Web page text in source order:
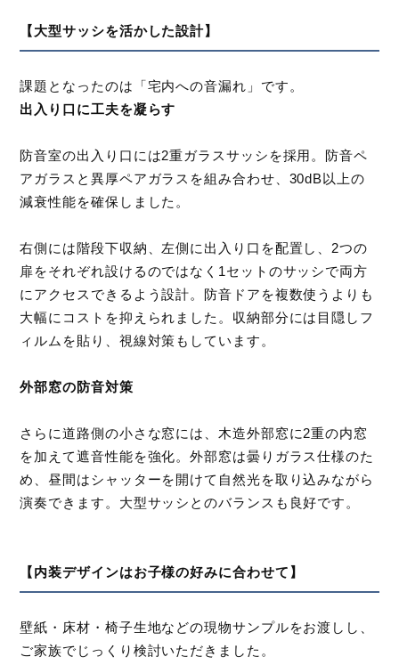
【大型サッシを活かした設計】
課題となったのは「宅内への音漏れ」です。
出入り口に工夫を凝らす
防音室の出入り口には2重ガラスサッシを採用。防音ペ
アガラスと異厚ペアガラスを組み合わせ、30dB以上の
減衰性能を確保しました。
右側には階段下収納、左側に出入り口を配置し、2つの
扉をそれぞれ設けるのではなく1セットのサッシで両方
にアクセスできるよう設計。防音ドアを複数使うよりも
大幅にコストを抑えられました。収納部分には目隠しフ
ィルムを貼り、視線対策もしています。
外部窓の防音対策
さらに道路側の小さな窓には、木造外部窓に2重の内窓
を加えて遮音性能を強化。外部窓は曇りガラス仕様のた
め、昼間はシャッターを開けて自然光を取り込みながら
演奏できます。大型サッシとのバランスも良好です。
【内装デザインはお子様の好みに合わせて】
壁紙・床材・椅子生地などの現物サンプルをお渡しし、
ご家族でじっくり検討いただきました。